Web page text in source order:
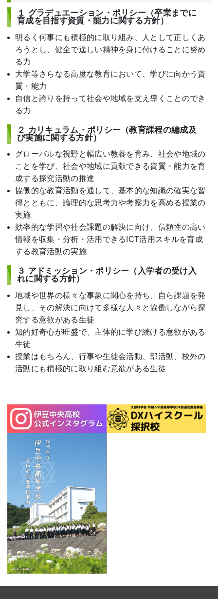
１ グラデュエーション・ポリシー（卒業までに
育成を目指す資質・能力に関する方針）
明るく何事にも積極的に取り組み、人として正しくあ
ろうとし、健全で逞しい精神を身に付けることに努め
る力
大学等さらなる高度な教育において、学びに向かう資
質・能力
自信と誇りを持って社会や地域を支え導くことのでき
る力
２ カリキュラム・ポリシー（教育課程の編成及
び実施に関する方針）
グローバルな視野と幅広い教養を育み、社会や地域の
ことを学び、社会や地域に貢献できる資質・能力を育
成する探究活動の推進
協働的な教育活動を通して、基本的な知識の確実な習
得とともに、論理的な思考力や考察力を高める授業の
実施
効率的な学習や社会課題の解決に向け、信頼性の高い
情報を収集・分析・活用できるICT活用スキルを育成
する教育活動の実施
３ アドミッション・ポリシー（入学者の受け入
れに関する方針）
地域や世界の様々な事象に関心を持ち、自ら課題を発
見し、その解決に向けて多様な人々と協働しながら探
究する意欲がある生徒
知的好奇心が旺盛で、主体的に学び続ける意欲がある
生徒
授業はもちろん、行事や生徒会活動、部活動、校外の
活動にも積極的に取り組む意欲がある生徒